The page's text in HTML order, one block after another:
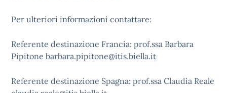
Per ulteriori informazioni contattare:
Referente destinazione Francia: prof.ssa Barbara
Pipitone barbara.pipitone@itis.biella.it
Referente destinazione Spagna: prof.ssa Claudia Reale